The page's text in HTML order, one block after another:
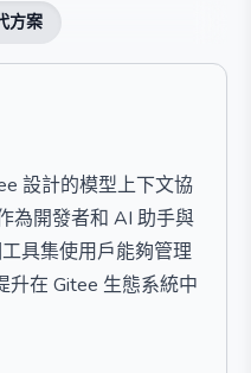
方案
設計的模型上下文協
為開發者和 AI 助手與
具集使用戶能夠管理
升在 Gitee 生態系統中